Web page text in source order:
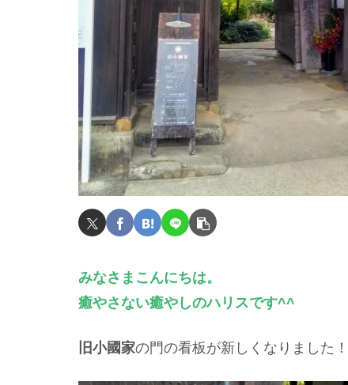
みなさまこんにちは。
癒やさない癒やしのハリスです^^
旧小國家の門の看板が新しくなりました！